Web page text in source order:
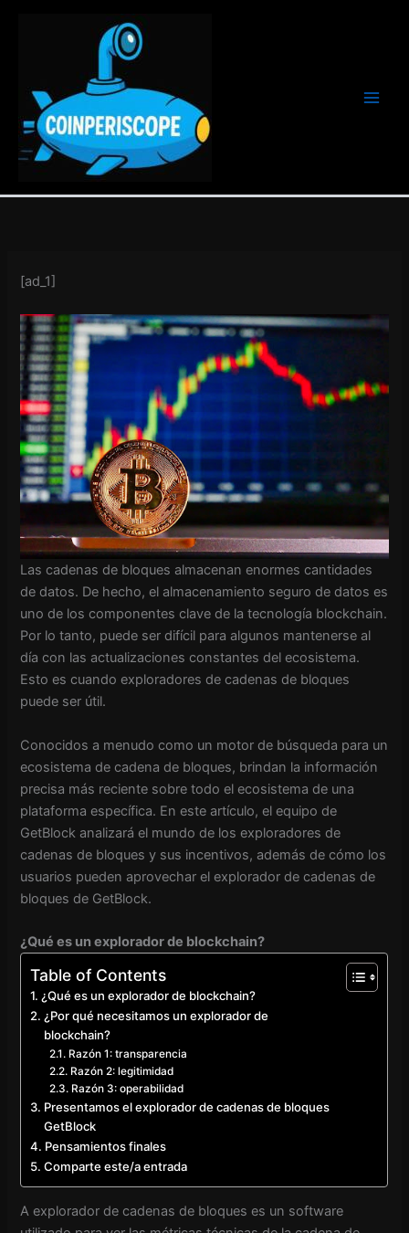
[ad_1]
Las cadenas de bloques almacenan enormes cantidades
de datos. De hecho, el almacenamiento seguro de datos es
uno de los componentes clave de la tecnología blockchain.
Por lo tanto, puede ser difícil para algunos mantenerse al
día con las actualizaciones constantes del ecosistema.
Esto es cuando exploradores de cadenas de bloques
puede ser útil.
Conocidos a menudo como un motor de búsqueda para un
ecosistema de cadena de bloques, brindan la información
precisa más reciente sobre todo el ecosistema de una
plataforma específica. En este artículo, el equipo de
GetBlock analizará el mundo de los exploradores de
cadenas de bloques y sus incentivos, además de cómo los
usuarios pueden aprovechar el explorador de cadenas de
bloques de GetBlock.
¿Qué es un explorador de blockchain?
Table of Contents
¿Qué es un explorador de blockchain?
¿Por qué necesitamos un explorador de
blockchain?
Razón 1: transparencia
Razón 2: legitimidad
Razón 3: operabilidad
Presentamos el explorador de cadenas de bloques
GetBlock
Pensamientos finales
Comparte este/a entrada
A explorador de cadenas de bloques es un software